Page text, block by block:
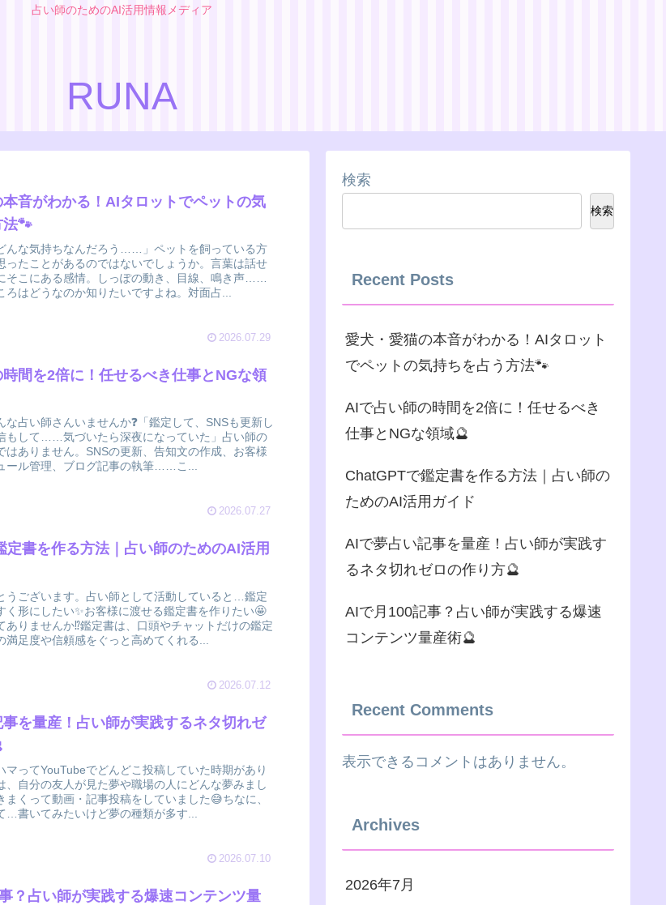
占い師のためのAI活用情報メディア
RUNA
音がわかる！AIタロットでペットの気
法🐾
んな気持ちなんだろう……」ペットを飼っている方
ったことがあるのではないでしょうか。言葉は話せ
そこにある感情。しっぽの動き、目線、鳴き声……
ろはどうなのか知りたいですよね。対面占...
2026.07.29
間を2倍に！任せるべき仕事とNGな領
な占い師さんいませんか❓「鑑定して、SNSも更新し
もして……気づいたら深夜になっていた」占い師の
はありません。SNSの更新、告知文の作成、お客様
ール管理、ブログ記事の執筆……こ...
2026.07.27
定書を作る方法｜占い師のためのAI活用
うございます。占い師として活動していると…鑑定
く形にしたい✨お客様に渡せる鑑定書を作りたい🤩
ありませんか⁉️鑑定書は、口頭やチャットだけの鑑定
満足度や信頼感をぐっと高めてくれる...
2026.07.12
を量産！占い師が実践するネタ切れゼ
マってYouTubeでどんどこ投稿していた時期があり
、自分の友人が見た夢や職場の人にどんな夢みまし
まくって動画・記事投稿をしていました😅ちなに、
…書いてみたいけど夢の種類が多す...
2026.07.10
？占い師が実践する爆速コンテンツ量
検索
検索
Recent Posts
愛犬・愛猫の本音がわかる！AIタロット
でペットの気持ちを占う方法🐾
AIで占い師の時間を2倍に！任せるべき
仕事とNGな領域🔮
ChatGPTで鑑定書を作る方法｜占い師の
ためのAI活用ガイド
AIで夢占い記事を量産！占い師が実践す
るネタ切れゼロの作り方🔮
AIで月100記事？占い師が実践する爆速
コンテンツ量産術🔮
Recent Comments
表示できるコメントはありません。
Archives
2026年7月